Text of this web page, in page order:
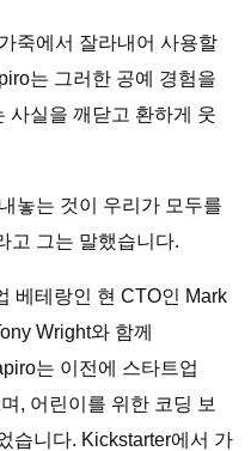
죽에서 잘라내어 사용할
는 그러한 공예 경험을
사실을 깨닫고 환하게 웃
놓는 것이 우리가 모두를
고 그는 말했습니다.
베테랑인 현 CTO인 Mark
Wright와 함께
는 이전에 스타트업
, 어린이를 위한 코딩 보
습니다. Kickstarter에서 가